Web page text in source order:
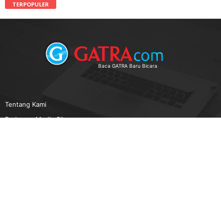
TERPOPULER
Baca GATRA Baru Bicara
Tentang Kami
Pedoman Media Siber